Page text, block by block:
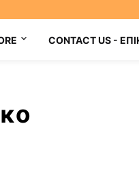
CONTACT US -